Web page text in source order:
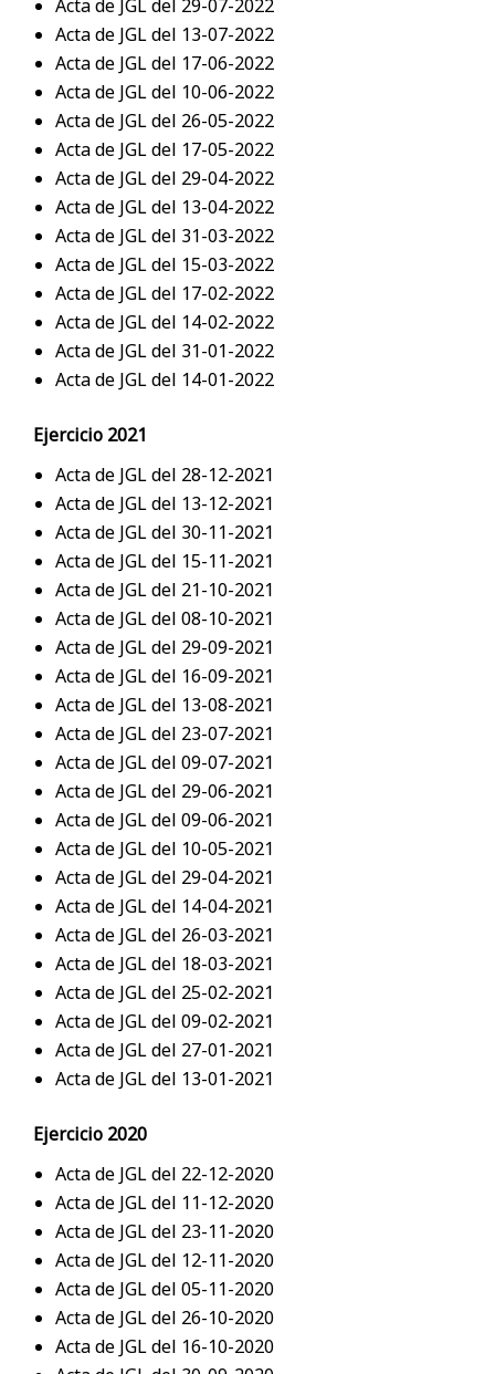
Acta de JGL del 29-07-2022
Acta de JGL del 13-07-2022
Acta de JGL del 17-06-2022
Acta de JGL del 10-06-2022
Acta de JGL del 26-05-2022
Acta de JGL del 17-05-2022
Acta de JGL del 29-04-2022
Acta de JGL del 13-04-2022
Acta de JGL del 31-03-2022
Acta de JGL del 15-03-2022
Acta de JGL del 17-02-2022
Acta de JGL del 14-02-2022
Acta de JGL del 31-01-2022
Acta de JGL del 14-01-2022
Ejercicio 2021
Acta de JGL del 28-12-2021
Acta de JGL del 13-12-2021
Acta de JGL del 30-11-2021
Acta de JGL del 15-11-2021
Acta de JGL del 21-10-2021
Acta de JGL del 08-10-2021
Acta de JGL del 29-09-2021
Acta de JGL del 16-09-2021
Acta de JGL del 13-08-2021
Acta de JGL del 23-07-2021
Acta de JGL del 09-07-2021
Acta de JGL del 29-06-2021
Acta de JGL del 09-06-2021
Acta de JGL del 10-05-2021
Acta de JGL del 29-04-2021
Acta de JGL del 14-04-2021
Acta de JGL del 26-03-2021
Acta de JGL del 18-03-2021
Acta de JGL del 25-02-2021
Acta de JGL del 09-02-2021
Acta de JGL del 27-01-2021
Acta de JGL del 13-01-2021
Ejercicio 2020
Acta de JGL del 22-12-2020
Acta de JGL del 11-12-2020
Acta de JGL del 23-11-2020
Acta de JGL del 12-11-2020
Acta de JGL del 05-11-2020
Acta de JGL del 26-10-2020
Acta de JGL del 16-10-2020